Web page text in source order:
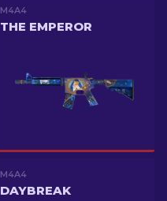
M4A4
THE EMPEROR
M4A4
DAYBREAK